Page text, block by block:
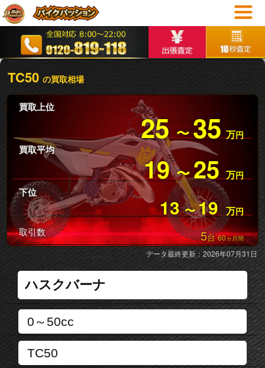
TC50 の買取相場
買取上位
25 〜35 万円
買取平均
19 〜25 万円
下位
13 〜19 万円
取引数 5台60ヵ月間
データ最終更新：2026年07月31日